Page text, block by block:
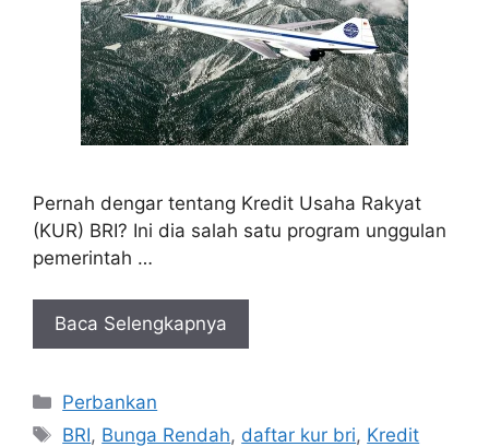
Pernah dengar tentang Kredit Usaha Rakyat
(KUR) BRI? Ini dia salah satu program unggulan
pemerintah …
Baca Selengkapnya
Kategori
Perbankan
Tag
BRI, Bunga Rendah, daftar kur bri, Kredit